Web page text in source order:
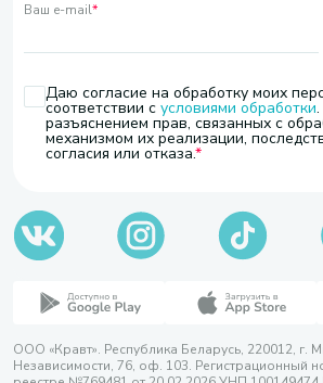
Ваш e-mail*
Даю согласие на обработку моих
соответствии с условиями обработки
разъяснением прав, связанных с
механизмом их реализации,
согласия или отказа.
ООО «Кравт». Республика Беларусь, 220012, г.
Независимости, 76, оф. 103. Регистрационный